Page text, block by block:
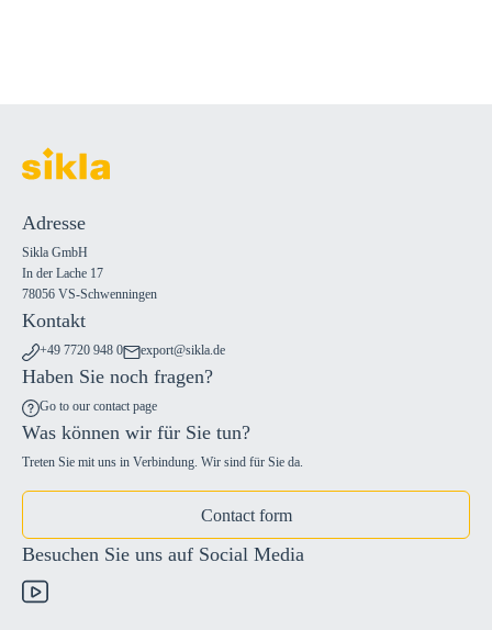
Adresse
Sikla GmbH
In der Lache 17
78056 VS-Schwenningen
Kontakt
+49 7720 948 0 export@sikla.de
Haben Sie noch fragen?
Go to our contact page
Was können wir für Sie tun?
Treten Sie mit uns in Verbindung. Wir sind für Sie da.
Contact form
Besuchen Sie uns auf Social Media